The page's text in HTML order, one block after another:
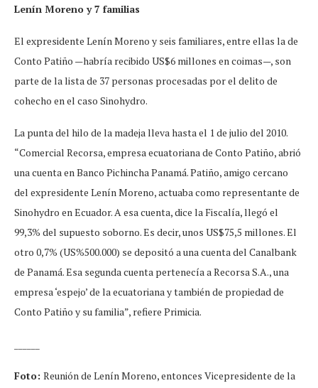
Lenín Moreno y 7 familias
El expresidente Lenín Moreno y seis familiares, entre ellas la de
Conto Patiño —habría recibido US$6 millones en coimas—, son
parte de la lista de 37 personas procesadas por el delito de
cohecho en el caso Sinohydro.
La punta del hilo de la madeja lleva hasta el 1 de julio del 2010.
“Comercial Recorsa, empresa ecuatoriana de Conto Patiño, abrió
una cuenta en Banco Pichincha Panamá. Patiño, amigo cercano
del expresidente Lenín Moreno, actuaba como representante de
Sinohydro en Ecuador. A esa cuenta, dice la Fiscalía, llegó el
99,3% del supuesto soborno. Es decir, unos US$75,5 millones. El
otro 0,7% (US%500.000) se depositó a una cuenta del Canalbank
de Panamá. Esa segunda cuenta pertenecía a Recorsa S.A., una
empresa ‘espejo’ de la ecuatoriana y también de propiedad de
Conto Patiño y su familia”, refiere Primicia.
Foto: Reunión de Lenín Moreno, entonces Vicepresidente de la